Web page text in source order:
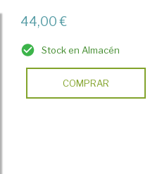
44,00 €
Stock en Almacén
COMPRAR